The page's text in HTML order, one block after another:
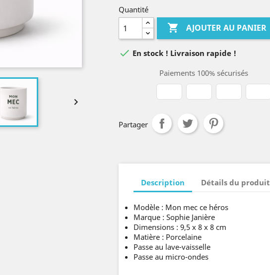

Quantité
 AJOUTER AU PANIER
 En stock ! Livraison rapide !
Paiements 100% sécurisés
Partager
Description Détails du produit
Modèle : Mon mec ce héros
Marque : Sophie Janière
Dimensions : 9,5 x 8 x 8 cm
Matière : Porcelaine
Passe au lave-vaisselle
Passe au micro-ondes